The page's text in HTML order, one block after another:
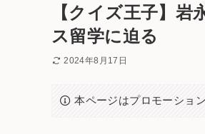
【クイズ王子】
ス留学に迫る
2024年8月17日
本ページはプロモーショ